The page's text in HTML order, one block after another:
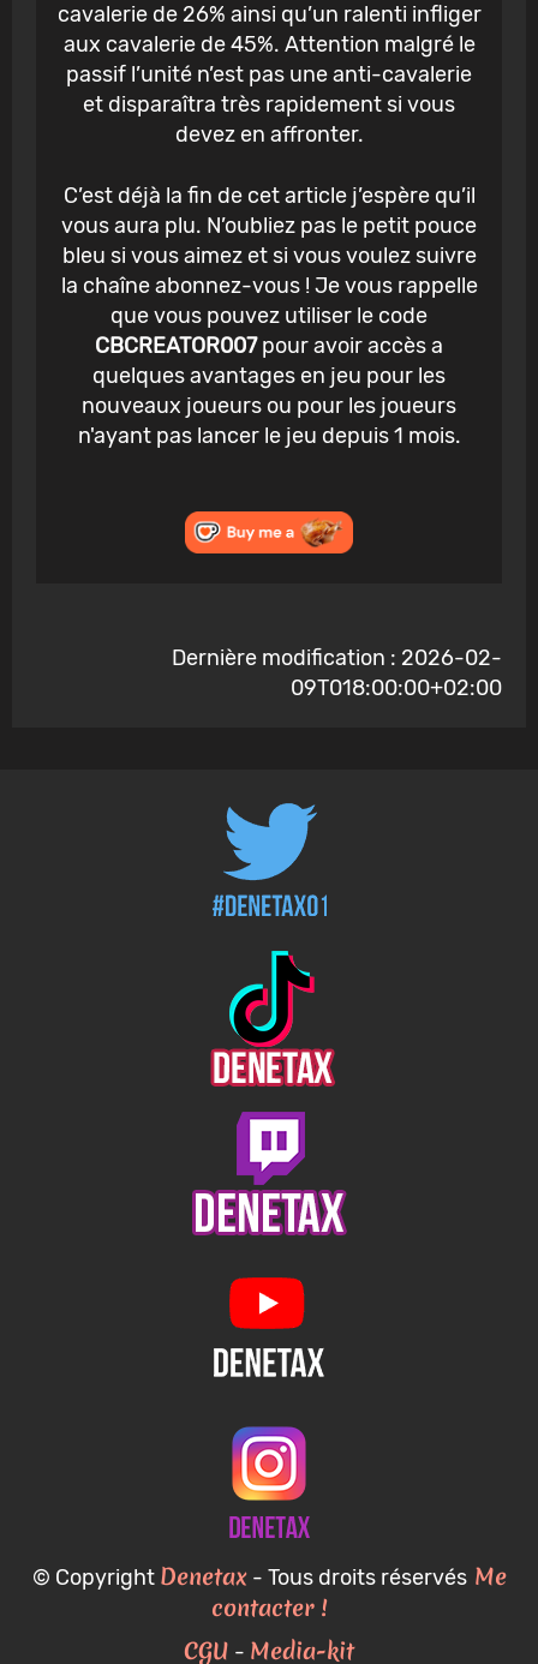
cavalerie de 26% ainsi qu’un ralenti infliger
aux cavalerie de 45%. Attention malgré le
passif l’unité n’est pas une anti-cavalerie
et disparaîtra très rapidement si vous
devez en affronter.
C’est déjà la fin de cet article j’espère qu’il
vous aura plu. N’oubliez pas le petit pouce
bleu si vous aimez et si vous voulez suivre
la chaîne abonnez-vous ! Je vous rappelle
que vous pouvez utiliser le code
CBCREATOR007pour avoir accès a
quelques avantages en jeu pour les
nouveaux joueurs ou pour les joueurs
n'ayant pas lancer le jeu depuis 1 mois.
Dernière modification : 2026-02-
09T018:00:00+02:00
© Copyright Denetax- Tous droits réservésMe
contacter !
CGU - Media-kit